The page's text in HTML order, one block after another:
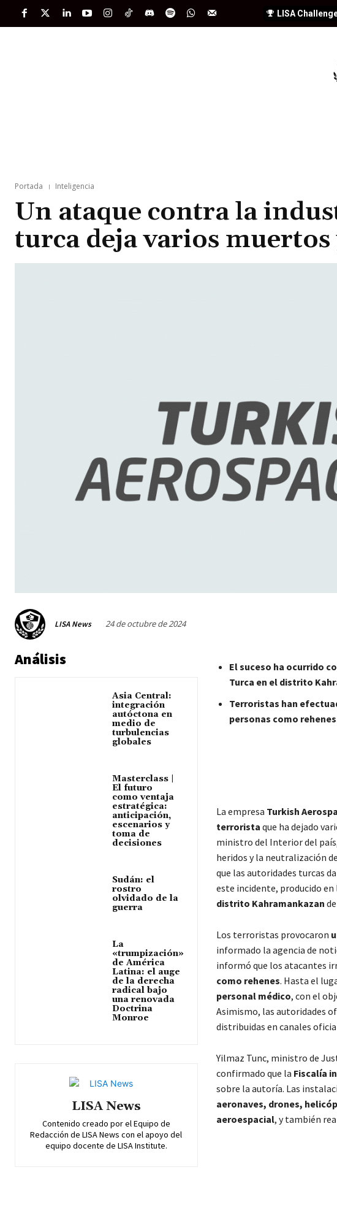
LISA
Portada Inteligencia
Un ataque contra la
turca deja varios
LISA News 24 de octubre de 2024
Análisis
Asia Central:
integración
autóctona en
medio de
turbulencias
globales
Masterclass |
El futuro
como ventaja
estratégica:
anticipación,
escenarios y
toma de
decisiones
Sudán: el
rostro
olvidado de la
guerra
La
«trumpización»
de América
Latina: el auge
de la derecha
radical bajo
una renovada
Doctrina
Monroe
LISA News
Contenido creado por el Equipo de
Redacción de LISA News con el apoyo del
equipo docente de LISA Institute.
El suceso ha ocurrido
Turca en el distrito
Terroristas han
personas como
La empresa Turkish
terrorista que ha dejado
ministro del Interior del
heridos y la neutralización
que las autoridades turcas
este incidente, producido
distrito Kahramankazan
Los terroristas provocaron
informado la agencia de
informó que los atacantes
como rehenes. Hasta el
personal médico, con el
Asimismo, las autoridades
distribuidas en canales
Yilmaz Tunc, ministro de
confirmado que la Fiscalía
sobre la autoría. Las
aeronaves, drones,
aeroespacial, y también